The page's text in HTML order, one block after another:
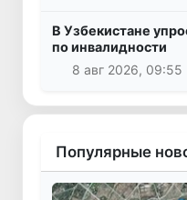
В Узбекистане
по инвалидности
8 авг 2026, 09:55
Популярные